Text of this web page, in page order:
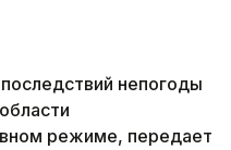
непогоды
режиме, передает